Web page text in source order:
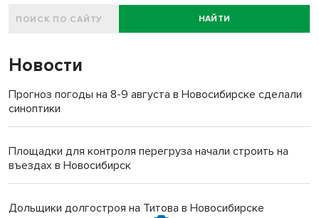
НАЙТИ
Новости
Прогноз погоды на 8-9 августа в Новосибирске сделали
синоптики
Площадки для контроля перегруза начали строить на
въездах в Новосибирск
Дольщики долгостроя на Титова в Новосибирске